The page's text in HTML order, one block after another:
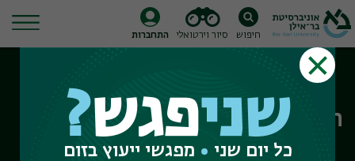
Skip
חיפוש סיור וירטואלי התחברות
התוכנית ללימודי מגדר
שניפגש?
כל יום שני מפגשי ייעוץ בזום